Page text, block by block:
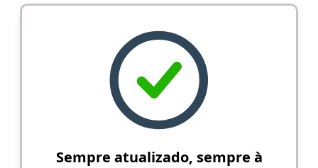
Sempre atualizado, sempre à